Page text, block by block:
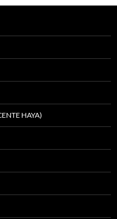
HAYA)